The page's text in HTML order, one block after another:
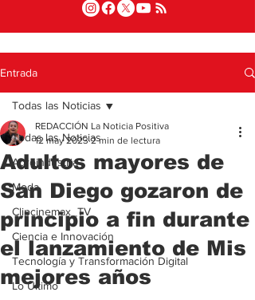
Entrada
Todas las Noticias
Agroindustria
Moda
Clipcinemax_TV
Ciencia e Innovación
Tecnología y Transformación Digital
Lo Ultimo
Todas las Noticias
Adultos mayores de
San Diego gozaron de
principio a fin durante
el lanzamiento de Mis
mejores años
REDACCIÓN La Noticia Positiva
12 may 2023 2 min de lectura